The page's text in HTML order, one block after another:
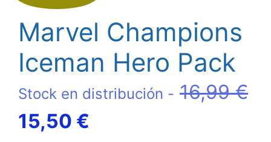
Marvel Champions
Iceman Hero Pack
Stock en distribución - 16,99€
El
15,50 €